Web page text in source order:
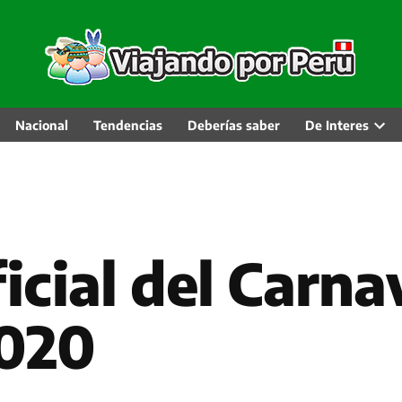
Nacional Tendencias Deberías saber De Interes
del